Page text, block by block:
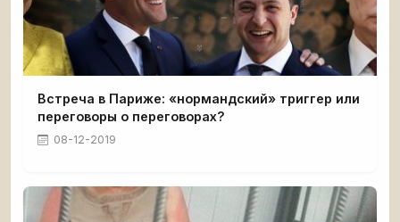
Встреча в Париже: «нормандский» триггер или
переговоры о переговорах?
08-12-2019